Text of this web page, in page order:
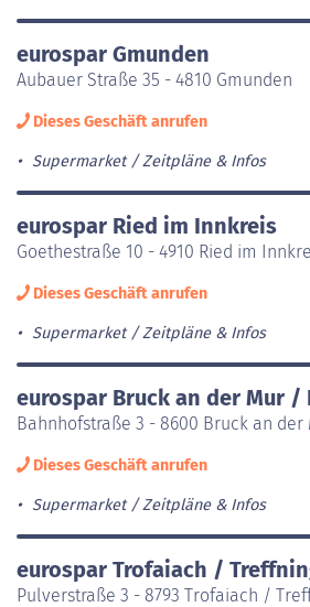
eurospar Gmunden
Aubauer Straße 35 - 4810 Gmunden
Dieses Geschäft anrufen
Supermarket Zeitpläne & Infos
eurospar Ried im Innkreis
Goethestraße 10 - 4910 Ried im
Dieses Geschäft anrufen
Supermarket Zeitpläne & Infos
eurospar Bruck an der Mur /
Bahnhofstraße 3 - 8600 Bruck an
Dieses Geschäft anrufen
Supermarket Zeitpläne & Infos
eurospar Trofaiach /
Pulverstraße 3 - 8793 Trofaiach /